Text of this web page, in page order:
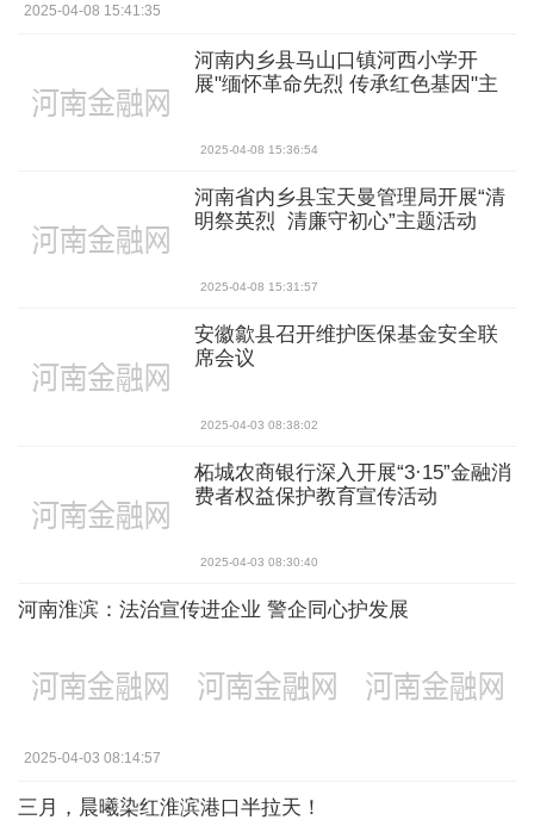
2025-04-08 15:41:35
河南内乡县马山口镇河西小学开
展"缅怀革命先烈 传承红色基因"主
2025-04-08 15:36:54
河南省内乡县宝天曼管理局开展“清
明祭英烈 清廉守初心”主题活动
2025-04-08 15:31:57
安徽歙县召开维护医保基金安全联
席会议
2025-04-03 08:38:02
柘城农商银行深入开展“3·15”金融消
费者权益保护教育宣传活动
2025-04-03 08:30:40
河南淮滨：法治宣传进企业 警企同心护发展
2025-04-03 08:14:57
三月，晨曦染红淮滨港口半拉天！